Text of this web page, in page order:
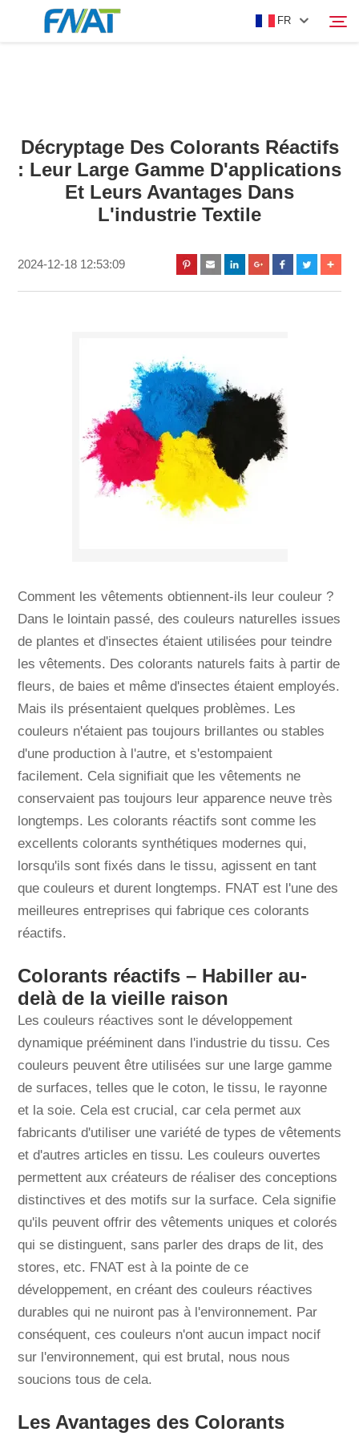
FR
À PROPOS DE NOUS
ACTUALITÉS
NOUS CONTACTER
Décryptage Des Colorants Réactifs
: Leur Large Gamme D'applications
Et Leurs Avantages Dans
L'industrie Textile
2024-12-18 12:53:09
Comment les vêtements obtiennent-ils leur couleur ?
Dans le lointain passé, des couleurs naturelles issues
de plantes et d'insectes étaient utilisées pour teindre
les vêtements. Des colorants naturels faits à partir de
fleurs, de baies et même d'insectes étaient employés.
Mais ils présentaient quelques problèmes. Les
couleurs n'étaient pas toujours brillantes ou stables
d'une production à l'autre, et s'estompaient
facilement. Cela signifiait que les vêtements ne
conservaient pas toujours leur apparence neuve très
longtemps. Les colorants réactifs sont comme les
excellents colorants synthétiques modernes qui,
lorsqu'ils sont fixés dans le tissu, agissent en tant
que couleurs et durent longtemps. FNAT est l'une des
meilleures entreprises qui fabrique ces colorants
réactifs.
Colorants réactifs – Habiller au-
delà de la vieille raison
Les couleurs réactives sont le développement
dynamique prééminent dans l'industrie du tissu. Ces
couleurs peuvent être utilisées sur une large gamme
de surfaces, telles que le coton, le tissu, le rayonne
et la soie. Cela est crucial, car cela permet aux
fabricants d'utiliser une variété de types de vêtements
et d'autres articles en tissu. Les couleurs ouvertes
permettent aux créateurs de réaliser des conceptions
distinctives et des motifs sur la surface. Cela signifie
qu'ils peuvent offrir des vêtements uniques et colorés
qui se distinguent, sans parler des draps de lit, des
stores, etc. FNAT est à la pointe de ce
développement, en créant des couleurs réactives
durables qui ne nuiront pas à l'environnement. Par
conséquent, ces couleurs n'ont aucun impact nocif
sur l'environnement, qui est brutal, nous nous
soucions tous de cela.
Les Avantages des Colorants